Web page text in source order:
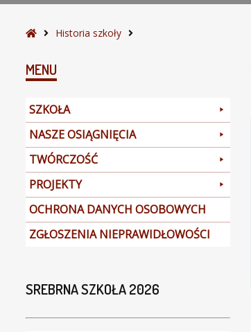
S
r
o
a
g
ó
w
n
a
Historia szkoły
MENU
SZKOŁA
NASZE OSIĄGNIĘCIA
TWÓRCZOŚĆ
PROJEKTY
OCHRONA DANYCH OSOBOWYCH
ZGŁOSZENIA NIEPRAWIDŁOWOŚCI
SREBRNA SZKOŁA 2026